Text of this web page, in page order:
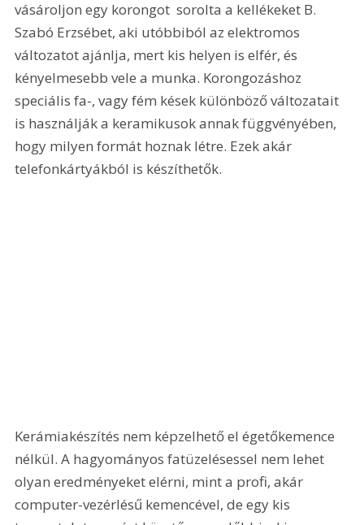
vásároljon egy korongot  sorolta a kellékeket B.
Szabó Erzsébet, aki utóbbiból az elektromos
változatot ajánlja, mert kis helyen is elfér, és
kényelmesebb vele a munka. Korongozáshoz
speciális fa-, vagy fém kések különböző változatait
is használják a keramikusok annak függvényében,
hogy milyen formát hoznak létre. Ezek akár
telefonkártyákból is készíthetők.
Kerámiakészítés nem képzelhető el égetőkemence
nélkül. A hagyományos fatüzelésessel nem lehet
olyan eredményeket elérni, mint a profi, akár
computer-vezérlésű kemencével, de egy kis